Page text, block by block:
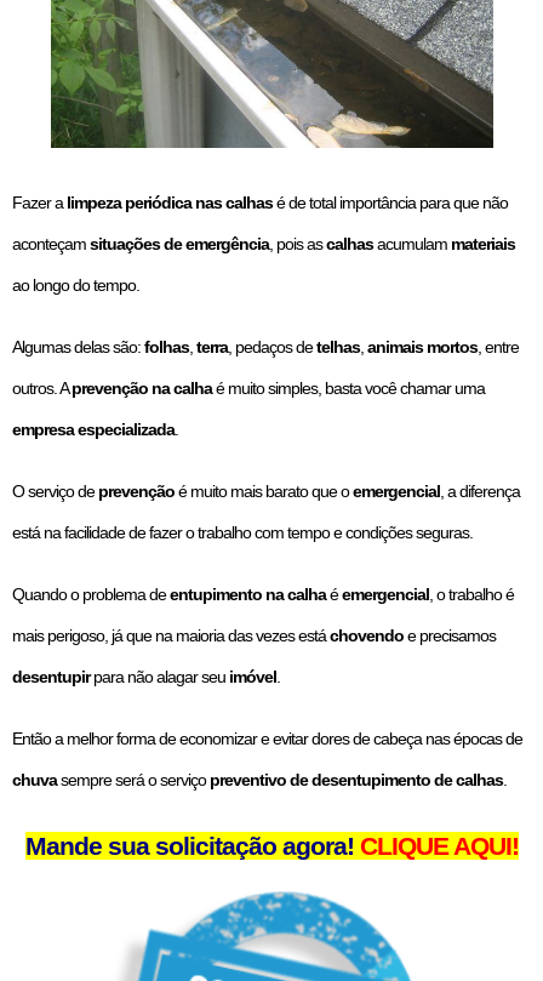
Fazer a limpeza periódica nas calhasé de total importância para que não
aconteçamsituações de emergência, pois ascalhasacumulam materiais
ao longo do tempo.
Algumas delas são:folhas, terra, pedaços detelhas, animais mortos, entre
outros. Aprevenção na calhaé muito simples, basta você chamar uma
empresa especializada.
O serviço deprevençãoé muito mais barato que oemergencial , a diferença
está na facilidade de fazer o trabalho com tempo e condições seguras.
Quando o problema deentupimento na calhaéemergencial , o trabalho é
mais perigoso, já que na maioria das vezes estáchovendoe precisamos
desentupirpara não alagar seu imóvel
Então a melhor forma de economizar e evitar dores de cabeça nas épocas de
chuvasempre será o serviçopreventivo de desentupimento de calhas.
Mande sua solicitação agora! CLIQUE AQUI!